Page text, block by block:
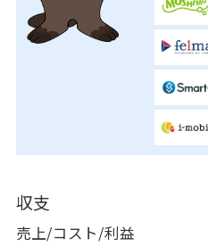
収支
売上/コスト/利益